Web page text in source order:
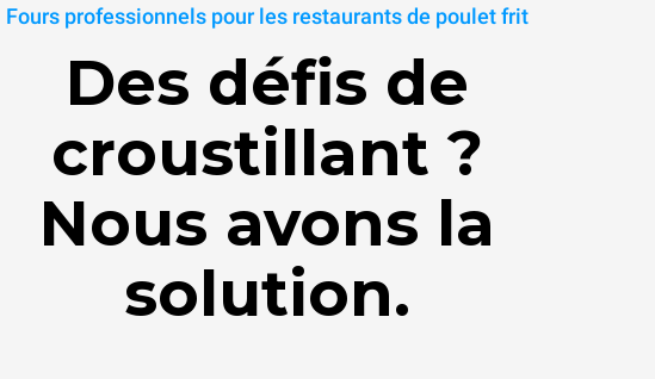
Fours professionnels pour les restaurants de poulet frit
Des défis de
croustillant ?
Nous avons la
solution.